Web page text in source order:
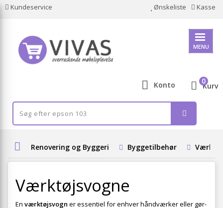
Kundeservice Ønskeliste Kasse
MENU
Konto Kurv
0
Renovering og Byggeri Byggetilbehør
Værktøjsvogne
En værktøjsvogn er essentiel for enhver håndværker eller gør-